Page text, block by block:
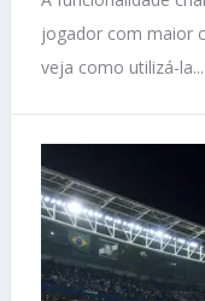
jogador com maior
veja como utilizá-la....